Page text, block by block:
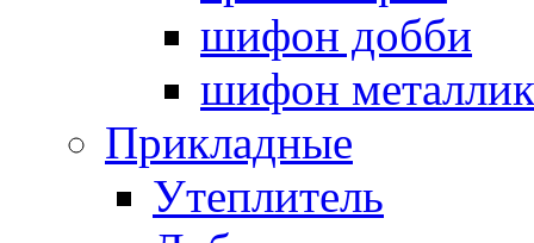
шифон добби
шифон металлик
Прикладные
Утеплитель